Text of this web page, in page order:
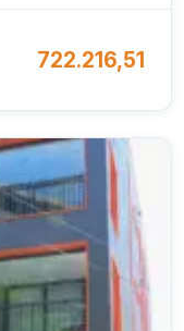
722.216,51